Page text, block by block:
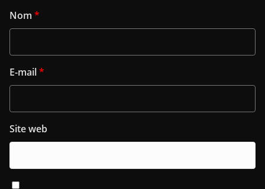
Nom *
E-mail*
Site web